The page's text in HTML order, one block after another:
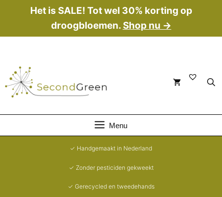
de
Het is SALE! Tot wel 30% korting op
droogbloemen. Shop nu →
Menu
✓ Handgemaakt in Nederland
✓ Zonder pesticiden gekweekt
✓ Gerecycled en tweedehands